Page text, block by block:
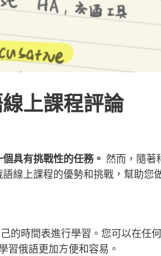
上課程評論
具有挑戰性的任務。 然而，隨著
線上課程的優勢和挑戰，幫助您
的時間表進行學習。您可以在任
習俄語更加方便和容易。